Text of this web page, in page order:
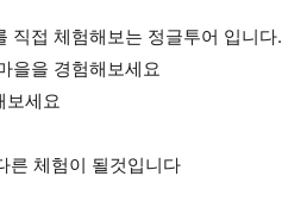
직접 체험해보는 정글투어 입니다.
을을 경험해보세요
보세요
른 체험이 될것입니다